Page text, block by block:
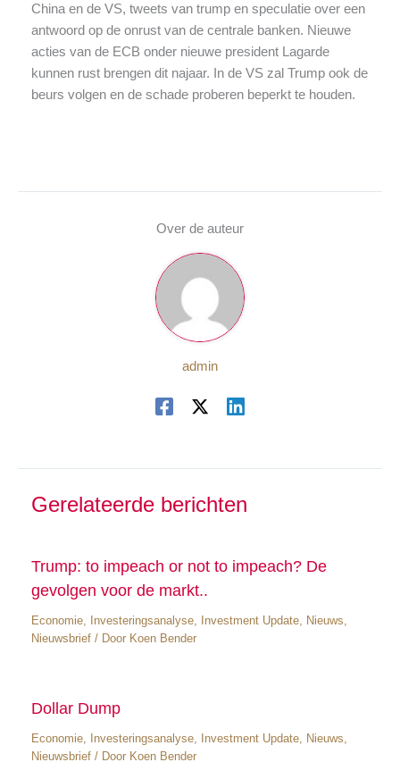
China en de VS, tweets van trump en speculatie over een
antwoord op de onrust van de centrale banken. Nieuwe
acties van de ECB onder nieuwe president Lagarde
kunnen rust brengen dit najaar. In de VS zal Trump ook de
beurs volgen en de schade proberen beperkt te houden.
Over de auteur
admin
Gerelateerde berichten
Trump: to impeach or not to impeach? De
gevolgen voor de markt..
Economie, Investeringsanalyse, Investment Update, Nieuws,
Nieuwsbrief/ Door Koen Bender
Dollar Dump
Economie, Investeringsanalyse, Investment Update, Nieuws,
Nieuwsbrief/ Door Koen Bender